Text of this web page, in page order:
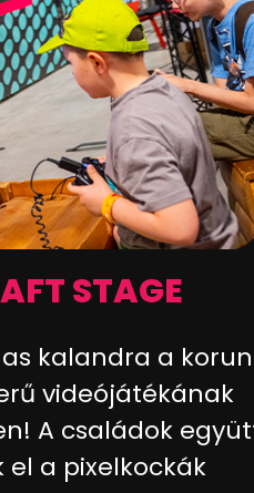
STAGE
kalandra a
videójátékának
A családok
a pixelkockák